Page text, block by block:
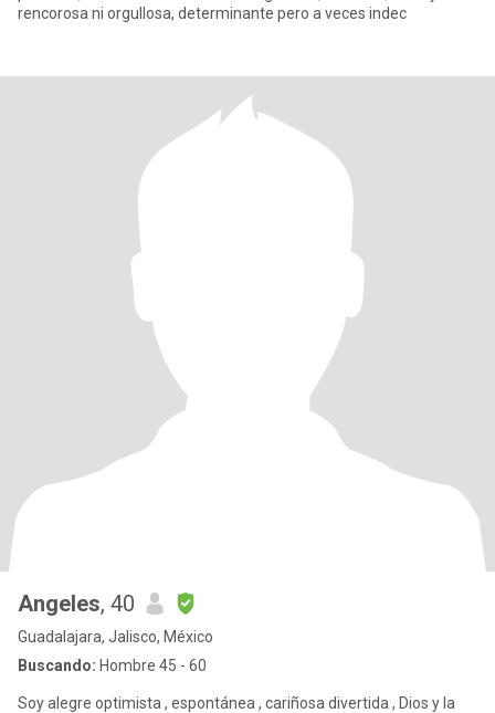
rencorosa ni orgullosa, determinante pero a veces indec
Angeles, 40
Guadalajara, Jalisco, México
Buscando: Hombre 45 - 60
Soy alegre optimista , espontánea , cariñosa divertida , Dios y la